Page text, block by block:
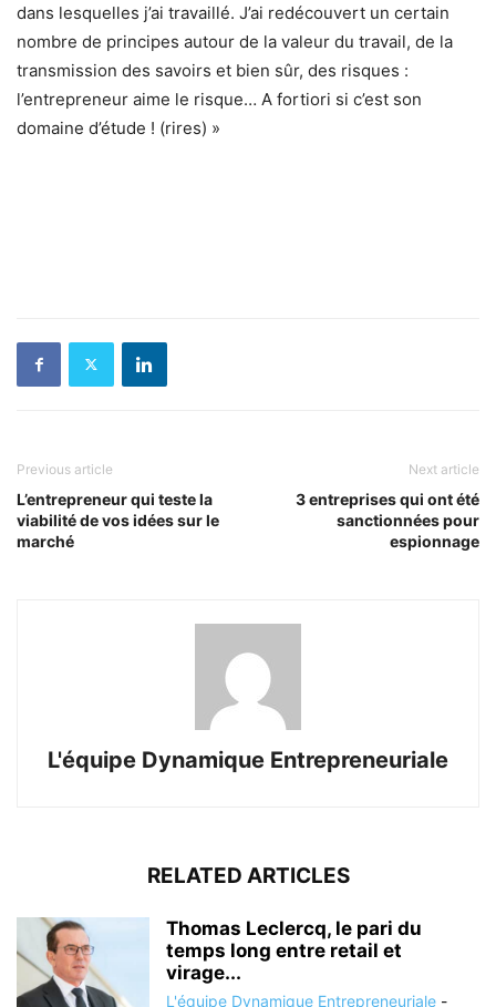
dans lesquelles j’ai travaillé. J’ai redécouvert un certain
nombre de principes autour de la valeur du travail, de la
transmission des savoirs et bien sûr, des risques :
l’entrepreneur aime le risque… A fortiori si c’est son
domaine d’étude ! (rires) »
Previous article
L’entrepreneur qui teste la
viabilité de vos idées sur le
marché
Next article
3 entreprises qui ont été
sanctionnées pour
espionnage
L'équipe Dynamique Entrepreneuriale
RELATED ARTICLES
Thomas Leclercq, le pari du
temps long entre retail et
virage...
L'équipe Dynamique Entrepreneuriale -